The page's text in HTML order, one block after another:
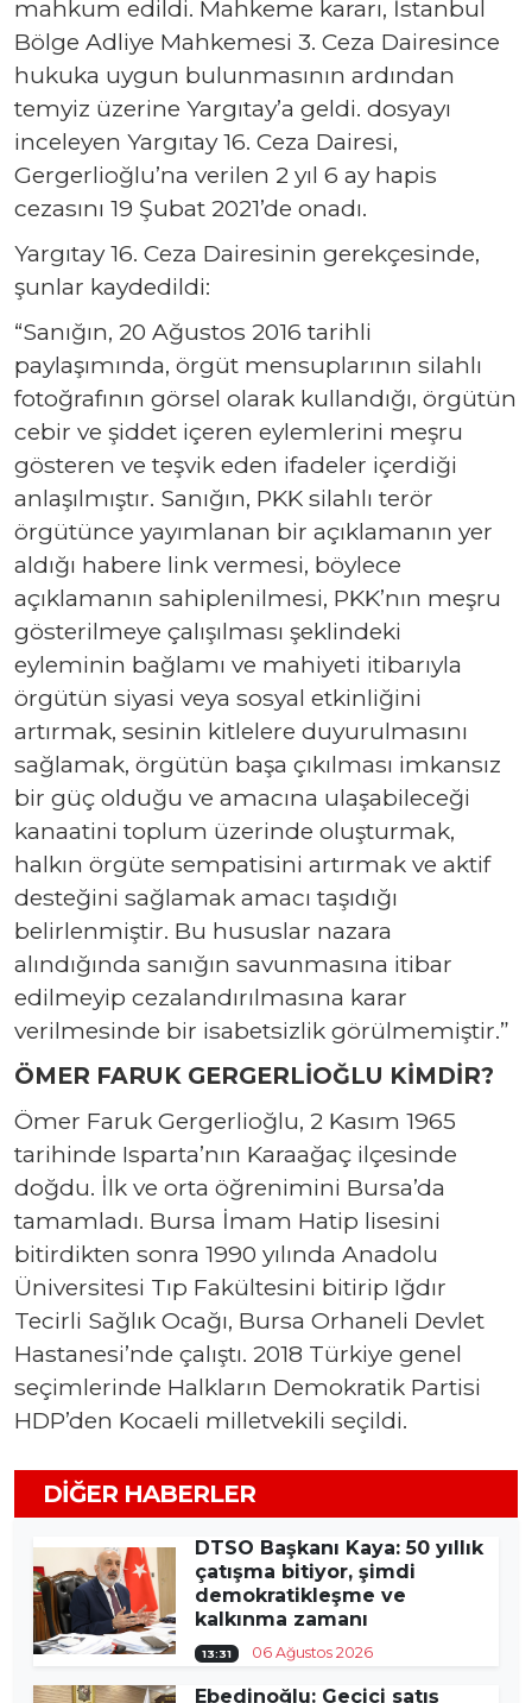
mahkum edildi. Mahkeme kararı, İstanbul
Bölge Adliye Mahkemesi 3. Ceza Dairesince
hukuka uygun bulunmasının ardından
temyiz üzerine Yargıtay’a geldi. dosyayı
inceleyen Yargıtay 16. Ceza Dairesi,
Gergerlioğlu’na verilen 2 yıl 6 ay hapis
cezasını 19 Şubat 2021’de onadı.
Yargıtay 16. Ceza Dairesinin gerekçesinde,
şunlar kaydedildi:
“Sanığın, 20 Ağustos 2016 tarihli
paylaşımında, örgüt mensuplarının silahlı
fotoğrafının görsel olarak kullandığı, örgütün
cebir ve şiddet içeren eylemlerini meşru
gösteren ve teşvik eden ifadeler içerdiği
anlaşılmıştır. Sanığın, PKK silahlı terör
örgütünce yayımlanan bir açıklamanın yer
aldığı habere link vermesi, böylece
açıklamanın sahiplenilmesi, PKK’nın meşru
gösterilmeye çalışılması şeklindeki
eyleminin bağlamı ve mahiyeti itibarıyla
örgütün siyasi veya sosyal etkinliğini
artırmak, sesinin kitlelere duyurulmasını
sağlamak, örgütün başa çıkılması imkansız
bir güç olduğu ve amacına ulaşabileceği
kanaatini toplum üzerinde oluşturmak,
halkın örgüte sempatisini artırmak ve aktif
desteğini sağlamak amacı taşıdığı
belirlenmiştir. Bu hususlar nazara
alındığında sanığın savunmasına itibar
edilmeyip cezalandırılmasına karar
verilmesinde bir isabetsizlik görülmemiştir.”
ÖMER FARUK GERGERLİOĞLU KİMDİR?
Ömer Faruk Gergerlioğlu, 2 Kasım 1965
tarihinde Isparta’nın Karaağaç ilçesinde
doğdu. İlk ve orta öğrenimini Bursa’da
tamamladı. Bursa İmam Hatip lisesini
bitirdikten sonra 1990 yılında Anadolu
Üniversitesi Tıp Fakültesini bitirip Iğdır
Tecirli Sağlık Ocağı, Bursa Orhaneli Devlet
Hastanesi’nde çalıştı. 2018 Türkiye genel
seçimlerinde Halkların Demokratik Partisi
HDP’den Kocaeli milletvekili seçildi.
DIĞER HABERLER
DTSO Başkanı Kaya: 50 yıllık
çatışma bitiyor, şimdi
demokratikleşme ve
kalkınma zamanı
13:31 06 Ağustos 2026
Ebedinoğlu: Geçici satış